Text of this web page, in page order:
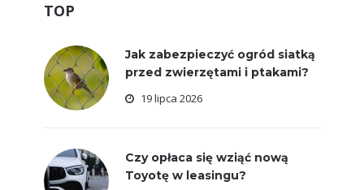
TOP
Jak zabezpieczyć ogród siatką
przed zwierzętami i ptakami?
19 lipca 2026
Czy opłaca się wziąć nową
Toyotę w leasingu?